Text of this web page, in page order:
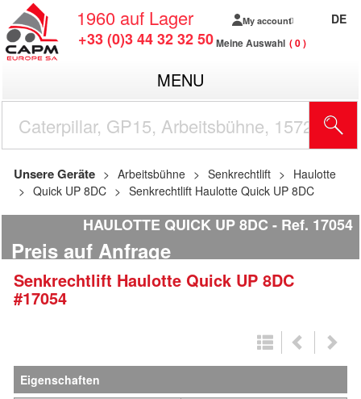
1960 auf Lager
+33 (0)3 44 32 32 50
My account
Meine Auswahl 0
DE
MENU
Unsere Geräte Arbeitsbühne Senkrechtlift
Haulotte
Quick UP 8DC
Senkrechtlift Haulotte Quick UP 8DC
HAULOTTE QUICK UP 8DC Ref. 17054
Preis auf Anfrage
Senkrechtlift Haulotte Quick UP 8DC
#17054
Eigenschaften